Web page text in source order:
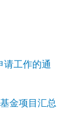
请工作的通
金项目汇总